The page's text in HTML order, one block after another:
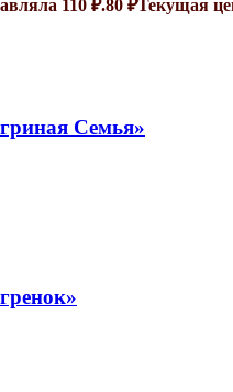
110 ₽.80 ₽Текущая
Семья»